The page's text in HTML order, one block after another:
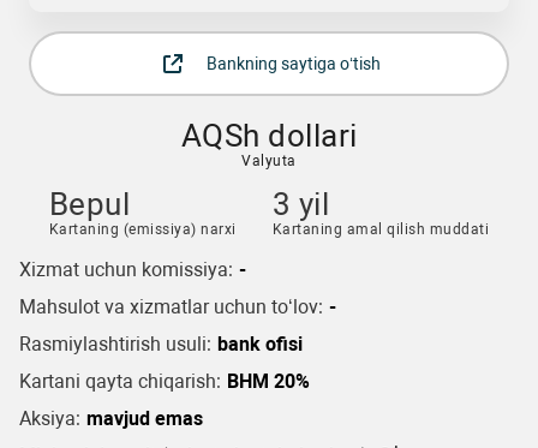
Bankning saytiga o‘tish
AQSh dollari
Valyuta
Bepul
Kartaning (emissiya) narxi
3 yil
Kartaning amal qilish muddati
Xizmat uchun komissiya: -
Mahsulot va xizmatlar uchun to‘lov: -
Rasmiylashtirish usuli: bank ofisi
Kartani qayta chiqarish: BHM 20%
Aksiya: mavjud emas